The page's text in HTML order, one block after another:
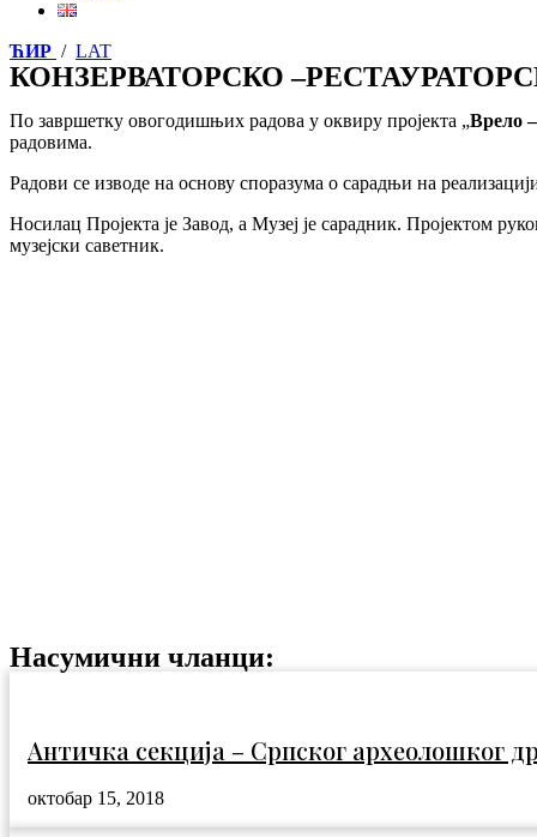
ЋИР / LAT
КОНЗЕРВАТОРСКО
По завршетку овогодишњих радова у оквиру пројекта „Врело
радовима.
Радови се изводе на основу споразума о сарадњи на
Носилац Пројекта је Завод, а Музеј је сарадник. Пројектом
музејски саветник.
Насумични чланци:
Античка секција – Српског археолошког
октобар 15, 2018